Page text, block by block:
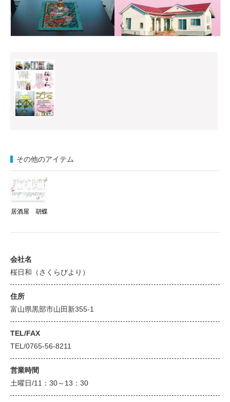
その他のアイテム
居酒屋 胡蝶
会社名
桜日和（さくらびより）
住所
富山県黒部市山田新355-1
TEL/FAX
TEL/0765-56-8211
営業時間
土曜日/11：30～13：30